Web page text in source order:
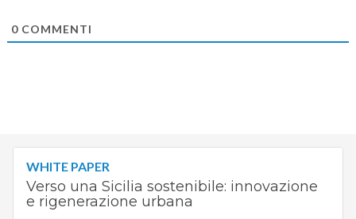
0COMMENTI
WHITE PAPER
Verso una Sicilia sostenibile: innovazione
e rigenerazione urbana